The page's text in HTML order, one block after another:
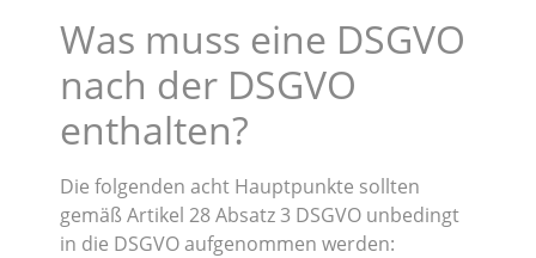
Was muss eine DSGVO
nach der DSGVO
enthalten?
Die folgenden acht Hauptpunkte sollten
gemäß Artikel 28 Absatz 3 DSGVO unbedingt
in die DSGVO aufgenommen werden: